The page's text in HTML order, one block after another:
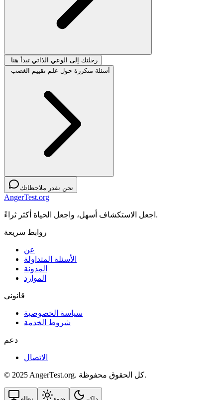
رحلتك إلى الوعي الذاتي تبدأ هنا
أسئلة متكررة حول علم تقييم الغضب
نحن نقدر ملاحظاتك
AngerTest.org
اجعل الاستكشاف أسهل، واجعل الحياة أكثر ثراءً.
روابط سريعة
عن
الأسئلة المتداولة
المدونة
الموارد
قانوني
سياسة الخصوصية
شروط الخدمة
دعم
الاتصال
© 2025 AngerTest.org. كل الحقوق محفوظة.